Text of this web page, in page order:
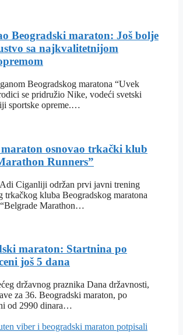
Beogradski maraton: Još bolje
sa najkvalitetnijom
Beogradskog maratona “Uvek
se pridružio Nike, vodeći svetski
sportske opreme.…
osnovao trkački klub
Runners”
Ciganliji održan prvi javni trening
trkačkog kluba Beogradskog maratona
Marathon…
maraton: Startnina po
još 5 dana
državnog praznika Dana državnosti,
za 36. Beogradski maraton, po
od 2990 dinara…